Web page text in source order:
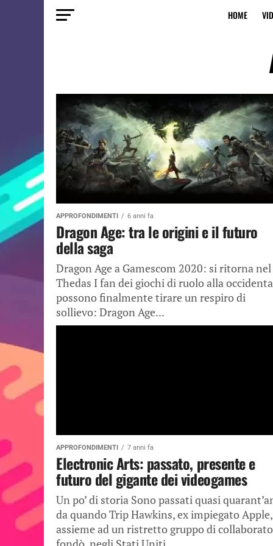
HOME
APPROFONDIMENTI 6 anni fa
Dragon Age: tra le origini e il futuro
della saga
Dragon Age a Gamescom 2020: si ritorna nel
Thedas I fan dei giochi di ruolo alla
possono finalmente tirare un respiro di
sollievo: Dragon Age...
APPROFONDIMENTI 7 anni fa
Electronic Arts: passato, presente e
futuro del gigante dei videogames
Un po’ di storia Sono passati quasi
da quando Trip Hawkins, ex impiegato Apple,
assieme ad un ristretto gruppo di